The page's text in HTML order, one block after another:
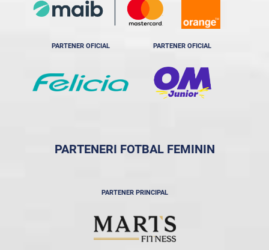
PARTENER OFICIAL PARTENER OFICIAL
PARTENERI FOTBAL FEMININ
PARTENER PRINCIPAL